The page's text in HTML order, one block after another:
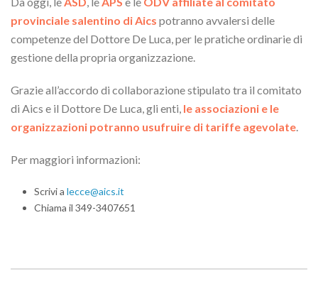
provinciale salentino di Aics potranno avvalersi delle
competenze del Dottore De Luca, per le pratiche ordinarie di
gestione della propria organizzazione.
Grazie all’accordo di collaborazione stipulato tra il comitato
di Aics e il Dottore De Luca, gli enti, le associazioni e le
organizzazioni potranno usufruire di tariffe agevolate
Per maggiori informazioni:
Scrivi a lecce@aics.it
Chiama il 349-3407651